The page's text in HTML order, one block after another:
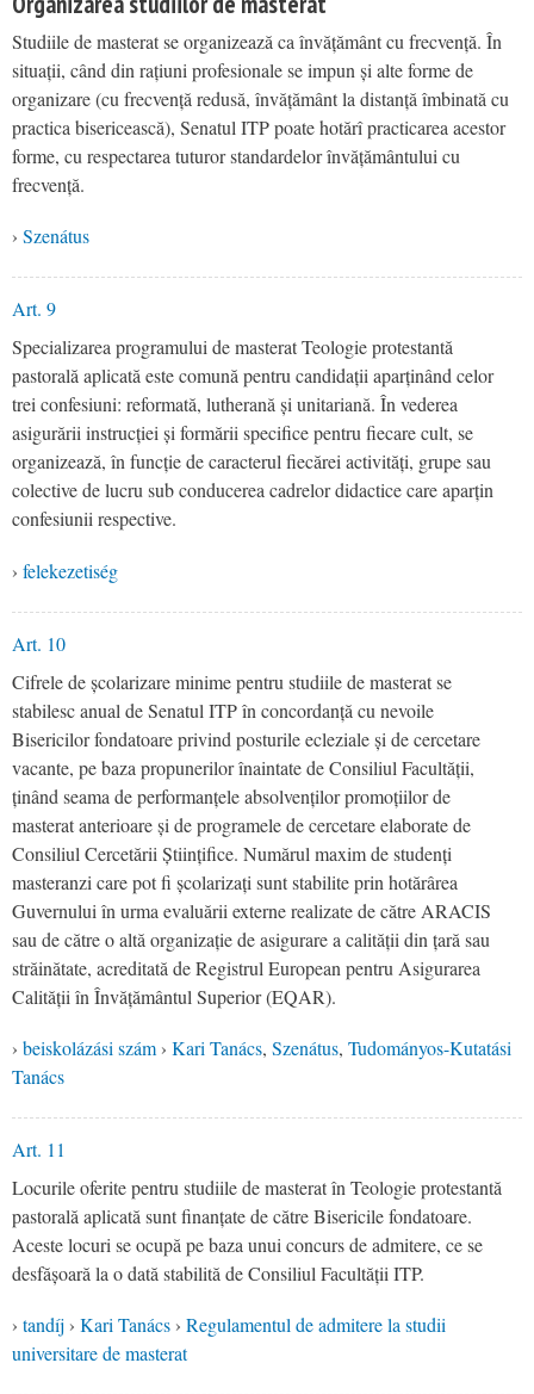
Studiile de masterat se organizează ca învățământ cu frecvență. În
situații, când din rațiuni profesionale se impun și alte forme de
organizare (cu frecvență redusă, învățământ la distanță îmbinată cu
practica bisericească), Senatul ITP poate hotărî practicarea acestor
forme, cu respectarea tuturor standardelor învățământului cu
frecvență.
› Szenátus
Art. 9
Specializarea programului de masterat Teologie protestantă
pastorală aplicată este comună pentru candidații aparținând celor
trei confesiuni: reformată, lutherană și unitariană. În vederea
asigurării instrucției și formării specifice pentru fiecare cult, se
organizează, în funcție de caracterul fiecărei activități, grupe sau
colective de lucru sub conducerea cadrelor didactice care aparțin
confesiunii respective.
› felekezetiség
Art. 10
Cifrele de școlarizare minime pentru studiile de masterat se
stabilesc anual de Senatul ITP în concordanță cu nevoile
Bisericilor fondatoare privind posturile ecleziale și de cercetare
vacante, pe baza propunerilor înaintate de Consiliul Facultății,
ținând seama de performanțele absolvenților promoțiilor de
masterat anterioare și de programele de cercetare elaborate de
Consiliul Cercetării Științifice. Numărul maxim de studenți
masteranzi care pot fi școlarizați sunt stabilite prin hotărârea
Guvernului în urma evaluării externe realizate de către ARACIS
sau de către o altă organizație de asigurare a calității din țară sau
străinătate, acreditată de Registrul European pentru Asigurarea
Calității în Învățământul Superior (EQAR).
› beiskolázási szám › Kari Tanács, Szenátus, Tudományos-Kutatási
Tanács
Art. 11
Locurile oferite pentru studiile de masterat în Teologie protestantă
pastorală aplicată sunt finanțate de către Bisericile fondatoare.
Aceste locuri se ocupă pe baza unui concurs de admitere, ce se
desfășoară la o dată stabilită de Consiliul Facultății ITP.
› tandíj › Kari Tanács › Regulamentul de admitere la studii
universitare de masterat